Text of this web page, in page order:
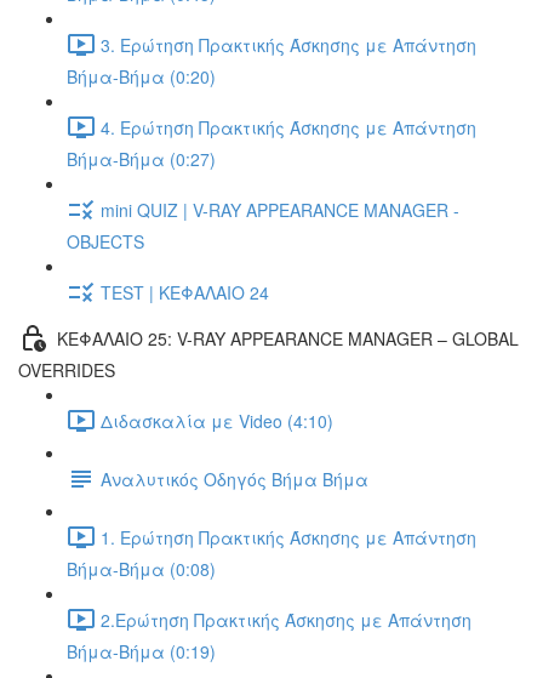
3. Ερώτηση Πρακτικής Άσκησης με Απάντηση
Βήμα-Βήμα (0:20)
4. Ερώτηση Πρακτικής Άσκησης με Απάντηση
Βήμα-Βήμα (0:27)
mini QUIZ | V-RAY APPEARANCE MANAGER -
OBJECTS
TEST | ΚΕΦΑΛΑΙΟ 24
ΚΕΦΑΛΑΙΟ 25: V-RAY APPEARANCE MANAGER – GLOBAL
OVERRIDES
Διδασκαλία με Video (4:10)
Αναλυτικός Οδηγός Βήμα Βήμα
1. Ερώτηση Πρακτικής Άσκησης με Απάντηση
Βήμα-Βήμα (0:08)
2.Ερώτηση Πρακτικής Άσκησης με Απάντηση
Βήμα-Βήμα (0:19)